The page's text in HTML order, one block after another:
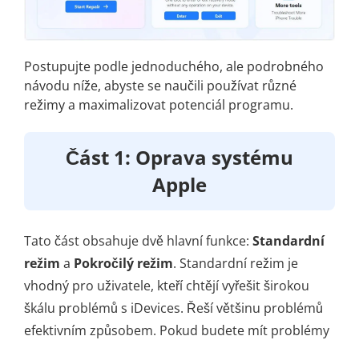
Postupujte podle jednoduchého, ale podrobného
návodu níže, abyste se naučili používat různé
režimy a maximalizovat potenciál programu.
Část 1: Oprava systému
Apple
Tato část obsahuje dvě hlavní funkce: Standardní
režim a Pokročilý režim. Standardní režim je
vhodný pro uživatele, kteří chtějí vyřešit širokou
škálu problémů s iDevices. Řeší většinu problémů
efektivním způsobem. Pokud budete mít problémy